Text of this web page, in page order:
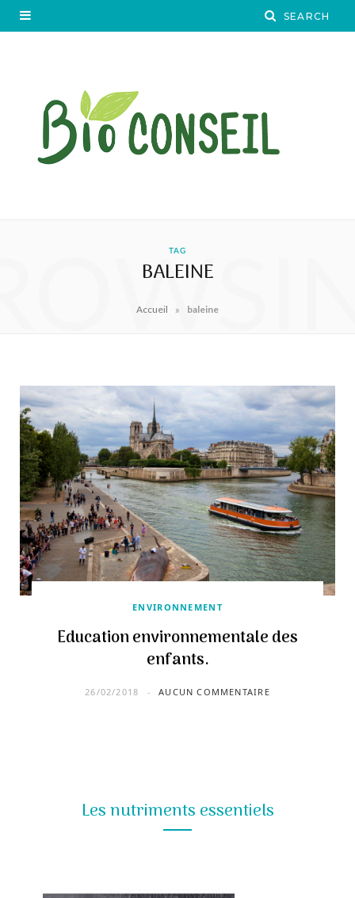
TAG
BALEINE
Accueil » baleine
ENVIRONNEMENT
Education environnementale des
enfants.
26/02/2018 AUCUN COMMENTAIRE
Les nutriments essentiels